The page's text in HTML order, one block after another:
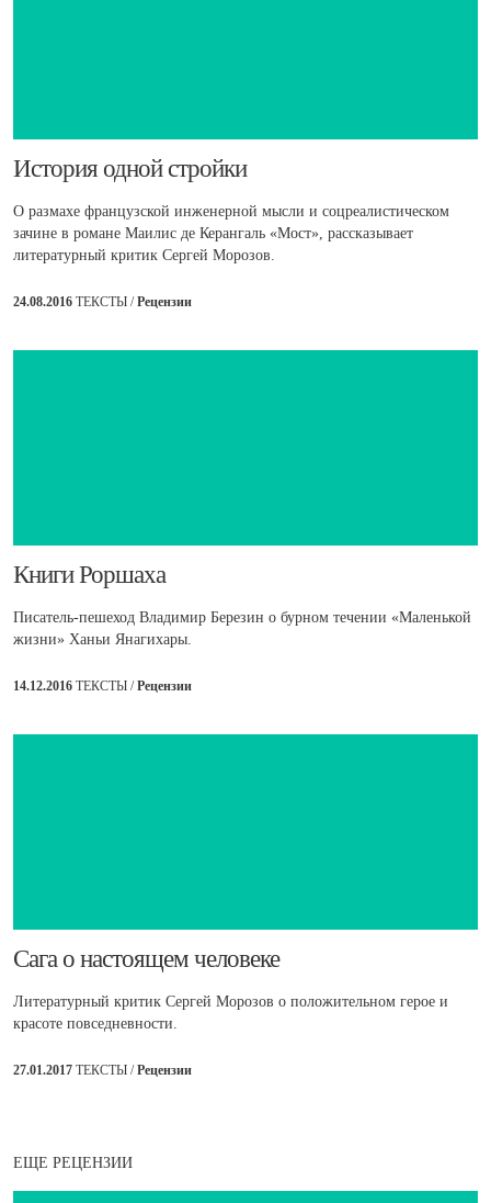
​История одной стройки
О размахе французской инженерной мысли и соцреалистическом
зачине в романе Маилис де Керангаль «Мост», рассказывает
литературный критик Сергей Морозов.
24.08.2016 ТЕКСТЫ /Рецензии
​Книги Роршаха
Писатель-пешеход Владимир Березин о бурном течении «Маленькой
жизни» Ханьи Янагихары.
14.12.2016 ТЕКСТЫ /Рецензии
​Сага о настоящем человеке
Литературный критик Сергей Морозов о положительном герое и
красоте повседневности.
27.01.2017 ТЕКСТЫ /Рецензии
ЕЩЕ РЕЦЕНЗИИ